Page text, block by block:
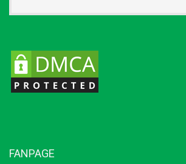
FANPAGE